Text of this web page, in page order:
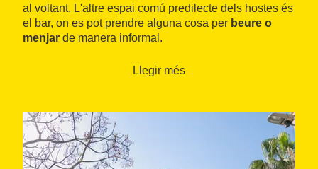
al voltant. L'altre espai comú predilecte dels hostes és
el bar, on es pot prendre alguna cosa per beure o
menjar de manera informal.
apartaments Bellamar. L'edifici està
platja de Malgrat Centre
. Al seu voltant, està ple dels
restaurants, bars i comerços que configuren l'oferta
d'oci de Malgrat de Mar
Llegir més